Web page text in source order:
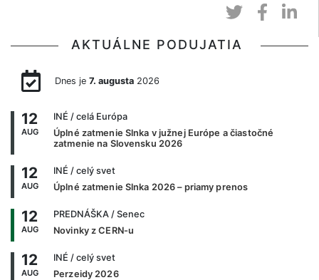
AKTUÁLNE PODUJATIA
Dnes je 7. augusta2026
12
AUG
INÉ / celá Európa
Úplné zatmenie Slnka v južnej Európe a čiastočné
zatmenie na Slovensku 2026
12
AUG
INÉ / celý svet
Úplné zatmenie Slnka 2026 – priamy prenos
12
AUG
PREDNÁŠKA / Senec
Novinky z CERN-u
12
AUG
INÉ / celý svet
Perzeidy 2026